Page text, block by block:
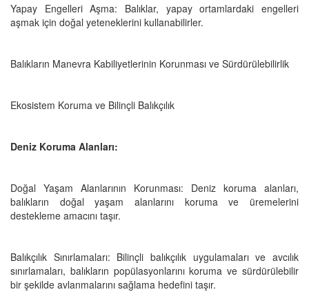
Yapay Engelleri Aşma: Balıklar, yapay ortamlardaki engelleri
aşmak için doğal yeteneklerini kullanabilirler.
Balıkların Manevra Kabiliyetlerinin Korunması ve Sürdürülebilirlik
Ekosistem Koruma ve Bilinçli Balıkçılık
Deniz Koruma Alanları:
Doğal Yaşam Alanlarının Korunması: Deniz koruma alanları,
balıkların doğal yaşam alanlarını koruma ve üremelerini
destekleme amacını taşır.
Balıkçılık Sınırlamaları: Bilinçli balıkçılık uygulamaları ve avcılık
sınırlamaları, balıkların popülasyonlarını koruma ve sürdürülebilir
bir şekilde avlanmalarını sağlama hedefini taşır.